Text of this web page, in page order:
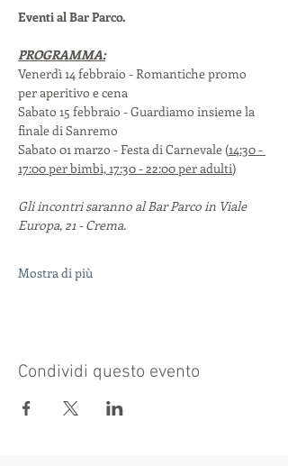
Eventi al Bar Parco.
PROGRAMMA:
Venerdì 14 febbraio - Romantiche promo
per aperitivo e cena
Sabato 15 febbraio - Guardiamo insieme la
finale di Sanremo
Sabato 01 marzo - Festa di Carnevale (14:30 -
17:00 per bimbi, 17:30 - 22:00 per adulti)
Gli incontri saranno al Bar Parco in Viale
Europa, 21 - Crema.
Mostra di più
Condividi questo evento